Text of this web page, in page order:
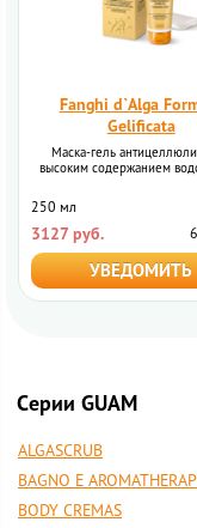
Fanghi d`Alga
Gelificata
Маска-гель
высоким содержанием
250 мл
3127 руб.
УВЕДОМИТЬ
Cерии GUAM
ALGASCRUB
BAGNO E
BODY CREMAS